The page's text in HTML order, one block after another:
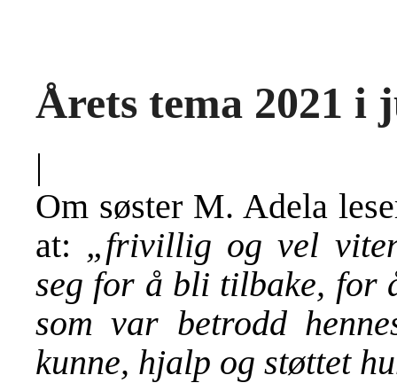
Årets tema 2021
|
Om søster M. Adela
at: „frivillig og vel
seg for å bli tilbake, for
som var betrodd
kunne, hjalp og støttet